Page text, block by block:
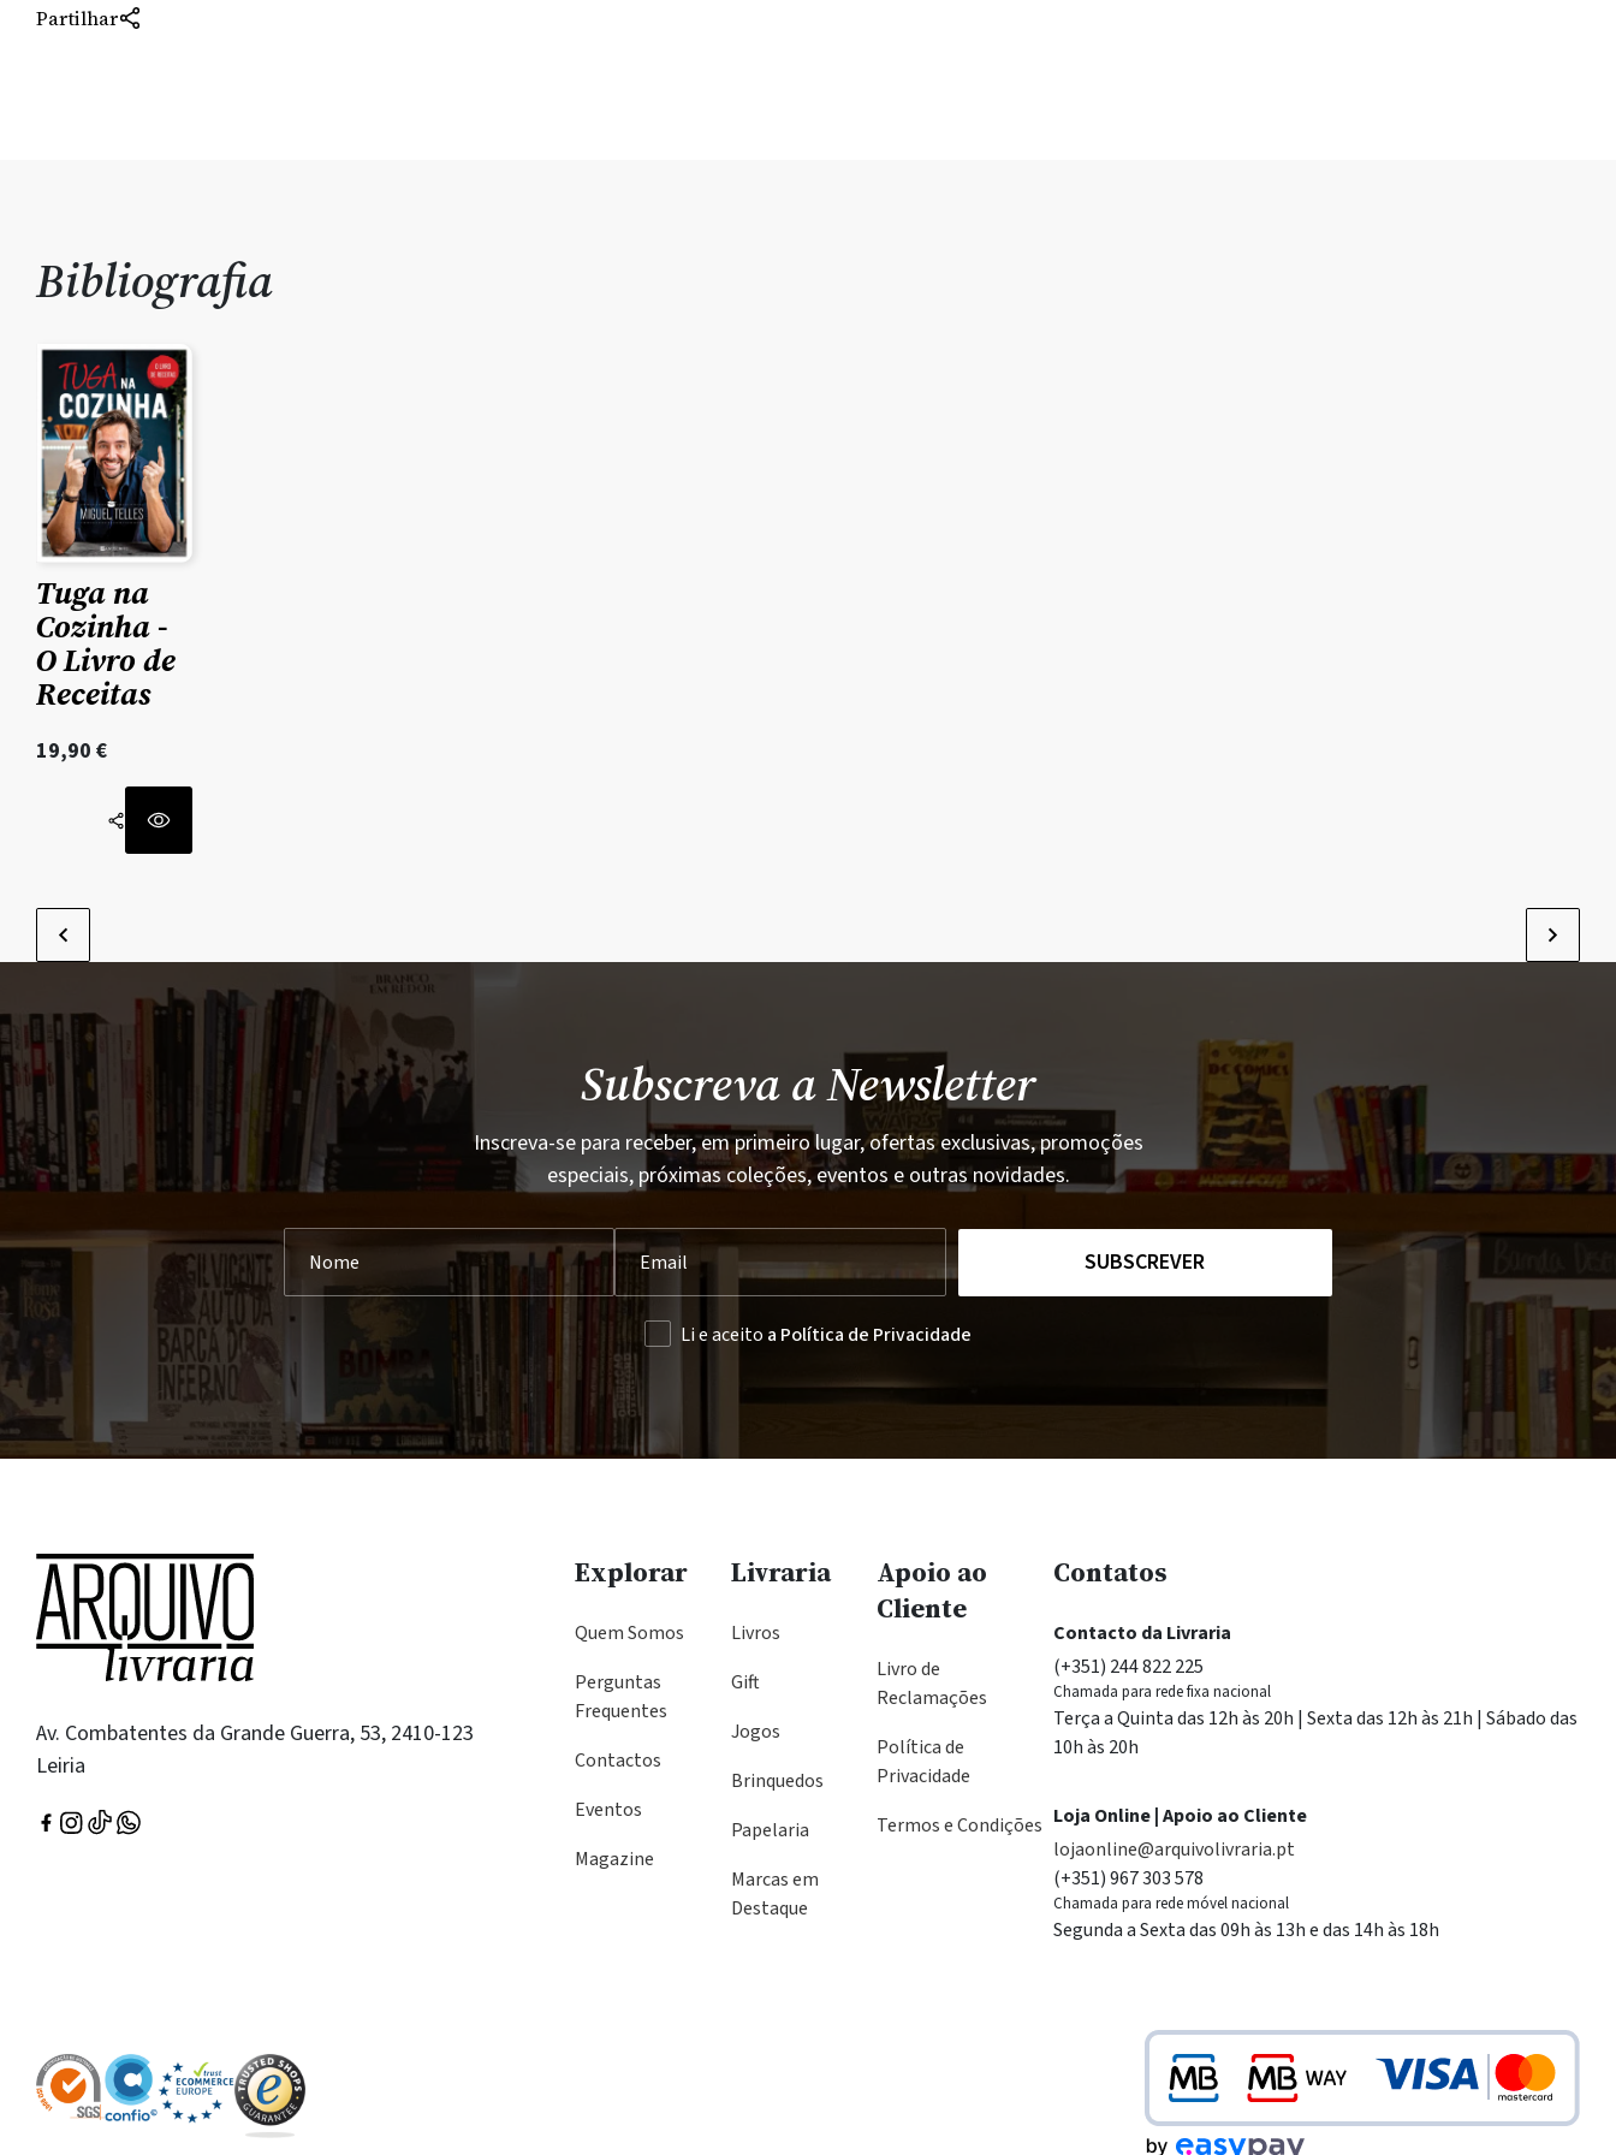
Partilhar
Bibliografia
Tuga na
Cozinha -
O Livro de
Receitas
19,90 €
Subscreva a Newsletter
Inscreva-se para receber, em primeiro lugar, ofertas exclusivas, promoções
especiais, próximas coleções, eventos e outras novidades.
SUBSCREVER
Li e aceito a Política de Privacidade
Av. Combatentes da Grande Guerra, 53, 2410-123
Leiria
Explorar
Quem Somos
Perguntas
Frequentes
Contactos
Eventos
Magazine
Livraria
Livros
Gift
Jogos
Brinquedos
Papelaria
Marcas em
Destaque
Apoio ao
Cliente
Livro de
Reclamações
Política de
Privacidade
Termos e Condições
Contatos
Contacto da Livraria
(+351) 244 822 225
Chamada para rede fixa nacional
Terça a Quinta das 12h às 20h | Sexta das 12h às 21h | Sábado das
10h às 20h
Loja Online | Apoio ao Cliente
lojaonline@arquivolivraria.pt
(+351) 967 303 578
Chamada para rede móvel nacional
Segunda a Sexta das 09h às 13h e das 14h às 18h